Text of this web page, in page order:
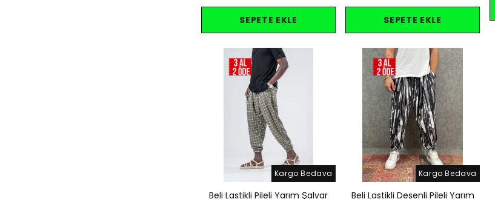
SEPETE EKLE SEPETE EKLE
Kargo Bedava
Beli Lastikli Pileli Yarım Şalvar
Kargo Bedava
Beli Lastikli Desenli Pileli Yarım